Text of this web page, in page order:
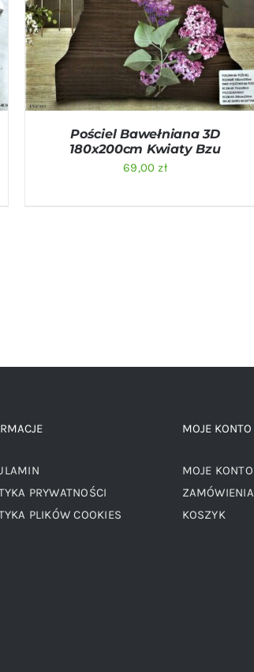
DODAJ DO KOSZYKA / QUICK VIEW
Pościel Bawełniana 3D
180x200cm Kwiaty Bzu
69,00zł
PRYWATNOŚCI
PLIKÓW COOKIES
MOJE KONTO
MOJE KONTO
ZAMÓWIENIA
KOSZYK